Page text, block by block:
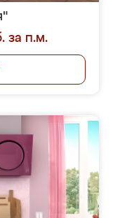
за п.м.